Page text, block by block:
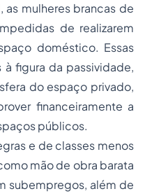
as mulheres brancas de
de realizarem
doméstico. Essas
figura da passividade,
do espaço privado,
financeiramente a
públicos.
e de classes menos
mão de obra barata
subempregos, além de